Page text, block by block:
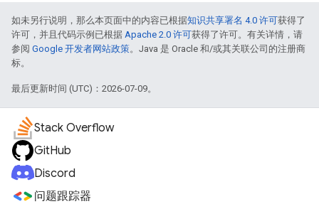
如未另行说明，那么本页面中的内容已根据知识共享署名 4.0 许可获得了
许可，并且代码示例已根据 Apache 2.0 许可获得了许可。有关详情，请
参阅 Google 开发者网站政策。Java 是 Oracle 和/或其关联公司的注册商
标。
最后更新时间 (UTC)：2026-07-09。
Stack Overflow
GitHub
Discord
问题跟踪器